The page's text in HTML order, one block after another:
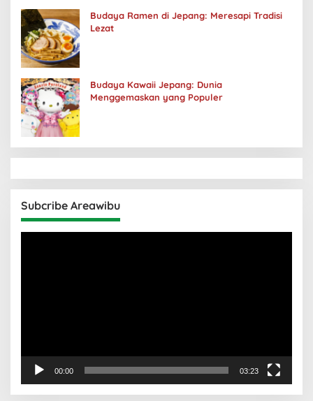
Budaya Ramen di Jepang: Meresapi Tradisi
Lezat
Budaya Kawaii Jepang: Dunia
Menggemaskan yang Populer
Subcribe Areawibu
00:00 03:23